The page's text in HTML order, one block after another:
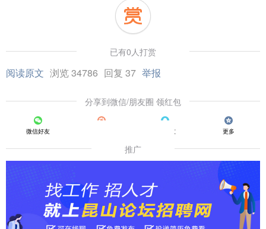
已有0人打赏
阅读原文 浏览 34786 回复 37 举报
分享到微信/朋友圈 领红包
微信好友 QQ好友 更多
推广